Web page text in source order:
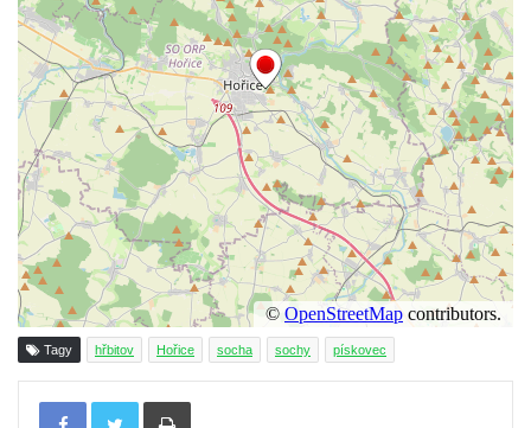
Pamětní kámen vodního díla Josefův Důl
Socha svatého Floriána na domě čp. 3 v
Oparnu
Socha svaté Anny u domu čp. 3 v Oparnu
Lavička Václava Havla v Pardubicích
Lavička Václava Havla v Novém Boru
Lavička Václava Havla v Krásné Lípě
Upoutávka JduHřebenovkou u parkoviště
na Mezní Louce
Kamenný obelisk na vyhlídce u Pravčické
brány
a svatého Jana Nepomuckého východně
Tagy hřbitov Hořice socha sochy pískovec
Tisknout